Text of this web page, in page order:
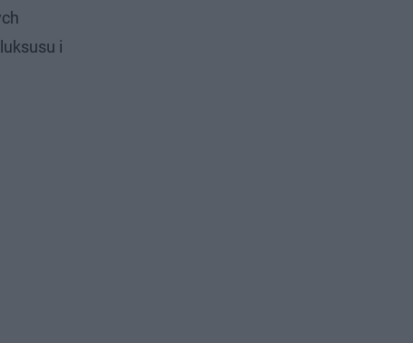
i